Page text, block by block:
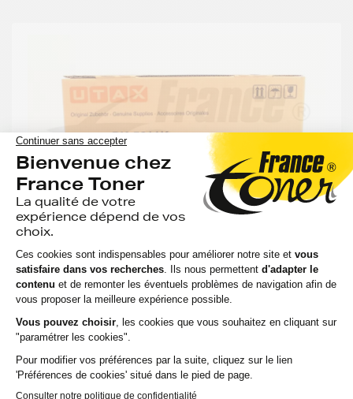
Toner UTAX PK5011K (1T02NR0UT0) - NOIR -
Format Standard
EXPÉDITION : 6 À 15 JOURS Voir le produit
Compatible
UTAX P C
3061 DN
:
Noir
:
7 000
pages